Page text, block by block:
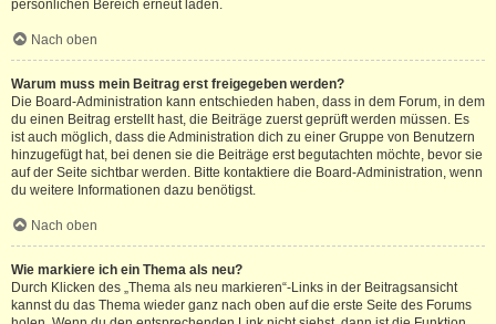
persönlichen Bereich erneut laden.
Nach oben
Warum muss mein Beitrag erst freigegeben werden?
Die Board-Administration kann entschieden haben, dass in dem Forum, in dem
du einen Beitrag erstellt hast, die Beiträge zuerst geprüft werden müssen. Es
ist auch möglich, dass die Administration dich zu einer Gruppe von Benutzern
hinzugefügt hat, bei denen sie die Beiträge erst begutachten möchte, bevor sie
auf der Seite sichtbar werden. Bitte kontaktiere die Board-Administration, wenn
du weitere Informationen dazu benötigst.
Nach oben
Wie markiere ich ein Thema als neu?
Durch Klicken des „Thema als neu markieren“-Links in der Beitragsansicht
kannst du das Thema wieder ganz nach oben auf die erste Seite des Forums